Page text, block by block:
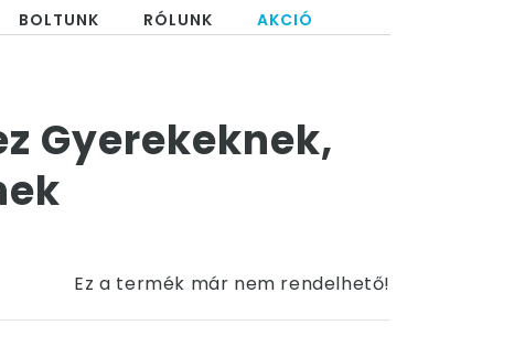
BOLTUNK RÓLUNK AKCIÓ
Gyerekeknek,
Ez a termék már nem rendelhető!